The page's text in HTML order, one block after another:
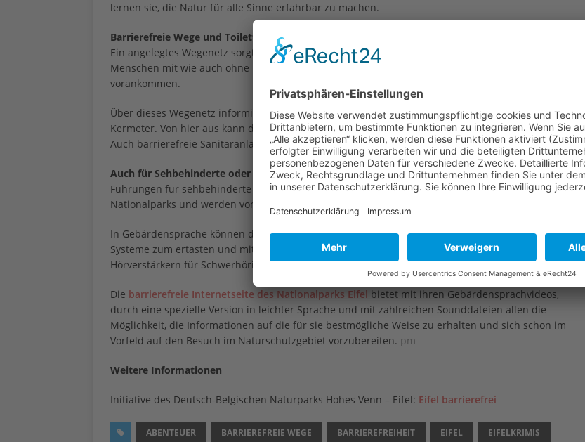
lernen sie, die Natur für alle Sinne erfahrbar zu machen.
Barrierefreie Wege und Toilette für komfortable Spaziergänge
Ein angelegtes Wegenetz sorgt auf 4,7 Kilometern im Höhenzug des Kermeter dafür, das sowohl
Menschen mit wie auch ohne Behinderungen auf den fein geschotterten Waldwegen problemlos
vorankommen.
Über dieses Wegenetz informiert auch ein ertastbarer Kartentisch am Rastplatz gleich am Parkplatz
Kermeter. Von hier aus kann der Aussichtspunkt Hirschley auch mit Rollstühlen angefahren werden.
Auch barrierefreie Sanitäranlagen stehen selbstverständlich zur Verfügung.
Auch für Sehbehinderte oder Gehörlose: Informationen sind mit allen Sinnen zugänglich
Führungen für sehbehinderte oder gehörlose Menschen gehören zum Standardangebot des
Nationalparks und werden von vielen Gruppen, aber auch von Einzelpersonen wahrgenommen.
In Gebärdensprache können die Besucher ebenso Informationen erhalten wie über spezielle taktile
Systeme zum ertasten und mit optischen Hilfen auf einem gepflasterten Leitweg. Audio-Geräte mit
Hörverstärkern für Schwerhörige und Videoabspielgeräte stehen ebenfalls zur Verfügung.
Die barrierefreie Internetseite des Nationalparks Eifel bietet mit ihren Gebärdensprachvideos,
durch eine spezielle Version in leichter Sprache und mit zahlreichen Sounddateien allen die
Möglichkeit, die Informationen auf die für sie bestmögliche Weise zu erhalten und sich schon im
Vorfeld auf den Besuch im Naturschutzgebiet vorzubereiten. pm
Weitere Informationen
Initiative des Deutsch-Belgischen Naturparks Hohes Venn – Eifel: Eifel barrierefrei
ABENTEUER BARRIEREFREIE WEGE BARRIEREFREIHEIT EIFEL EIFELKRIMIS